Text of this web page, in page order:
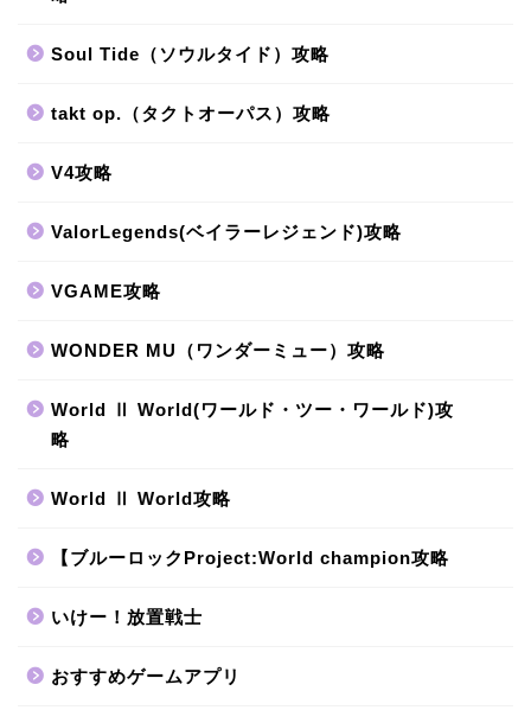
Soul Tide（ソウルタイド）攻略
takt op.（タクトオーパス）攻略
V4攻略
ValorLegends(ベイラーレジェンド)攻略
VGAME攻略
WONDER MU（ワンダーミュー）攻略
World Ⅱ World(ワールド・ツー・ワールド)攻
略
World Ⅱ World攻略
【ブルーロックProject:World champion攻略
いけー！放置戦士
おすすめゲームアプリ